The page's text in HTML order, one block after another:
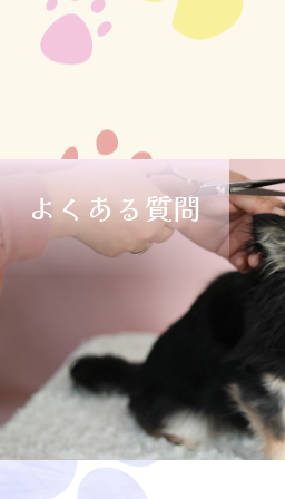
よくある質問